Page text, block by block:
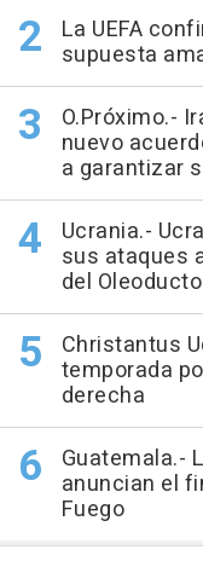
La UEFA
supuesta
O.Próximo.-
nuevo
a garantizar
Ucrania.-
sus ataques
del
Christantus
temporada
derecha
Guatemala.-
anuncian el
Fuego